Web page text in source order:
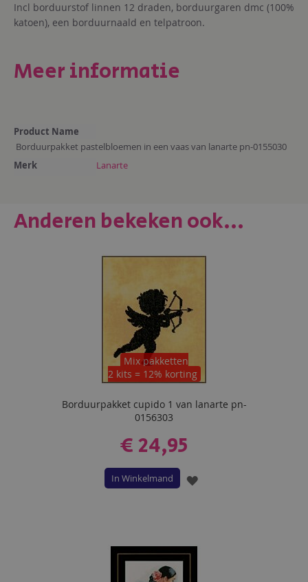
Incl borduurstof linnen 12 draden, borduurgaren dmc (100%
katoen), een borduurnaald en telpatroon.
Meer informatie
Meer
informatie
Product Name
Borduurpakket pastelbloemen in een vaas van lanarte pn-0155030
Merk
Lanarte
Anderen bekeken ook...
Mix pakketten
2 kits = 12% korting
Borduurpakket cupido 1 van lanarte pn-
0156303
€ 24,95
In Winkelmand
VOEG